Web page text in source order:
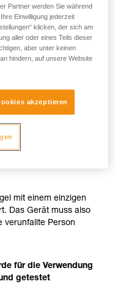
mit einem einzigen
Das Gerät muss also
verunfallte Person
für die Verwendung
getestet
Partner werden Sie während
Einwilligung jederzeit
klicken, der sich am
aller oder eines Teils dieser
aber unter keinen
hindern, auf unsere Website
akzeptieren